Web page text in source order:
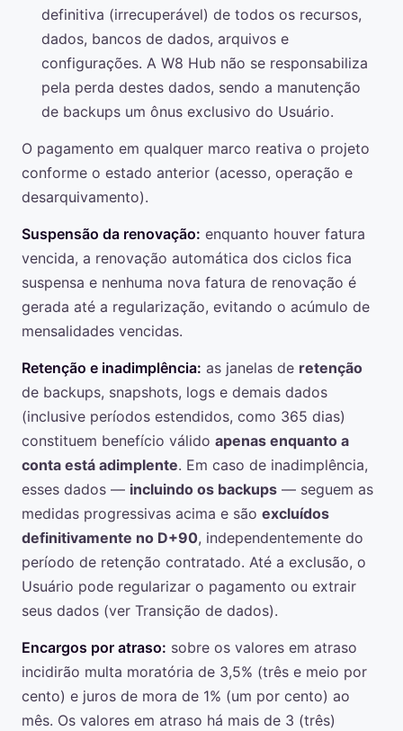
definitiva (irrecuperável) de todos os recursos,
dados, bancos de dados, arquivos e
configurações. A W8 Hub não se responsabiliza
pela perda destes dados, sendo a manutenção
de backups um ônus exclusivo do Usuário.
O pagamento em qualquer marco reativa o projeto
conforme o estado anterior (acesso, operação e
desarquivamento).
Suspensão da renovação: enquanto houver fatura
vencida, a renovação automática dos ciclos fica
suspensa e nenhuma nova fatura de renovação é
gerada até a regularização, evitando o acúmulo de
mensalidades vencidas.
Retenção e inadimplência: as janelas de retenção
de backups, snapshots, logs e demais dados
(inclusive períodos estendidos, como 365 dias)
constituem benefício válido apenas enquanto a
conta está adimplente. Em caso de inadimplência,
esses dados — incluindo os backups — seguem as
medidas progressivas acima e são excluídos
definitivamente no D+90, independentemente do
período de retenção contratado. Até a exclusão, o
Usuário pode regularizar o pagamento ou extrair
seus dados (ver Transição de dados).
Encargos por atraso: sobre os valores em atraso
incidirão multa moratória de 3,5% (três e meio por
cento) e juros de mora de 1% (um por cento) ao
mês. Os valores em atraso há mais de 3 (três)